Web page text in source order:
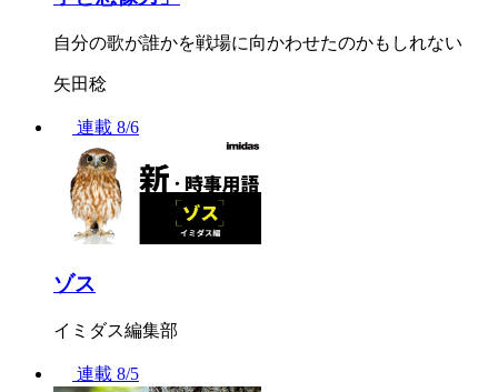
自分の歌が誰かを戦場に向かわせたのかもしれない
矢田稔
連載 8/6
ゾス
イミダス編集部
連載 8/5